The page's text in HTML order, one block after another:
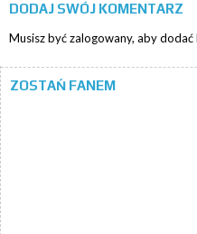
DODAJ SWÓJ KOMENTARZ
Musisz być zalogowany, aby
ZOSTAŃ FANEM